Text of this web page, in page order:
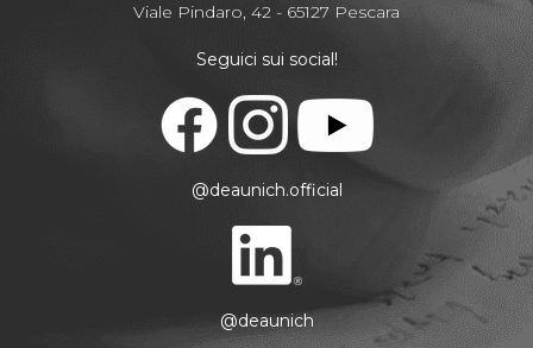
Viale Pindaro, 42 - 65127 Pescara
Seguici sui social!
@deaunich.official
@deaunich